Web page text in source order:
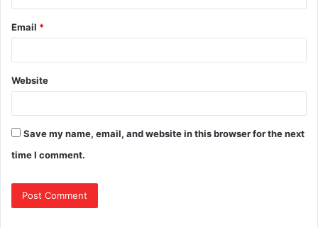
Email *
Website
Save my name, email, and website in this browser for the next
time I comment.